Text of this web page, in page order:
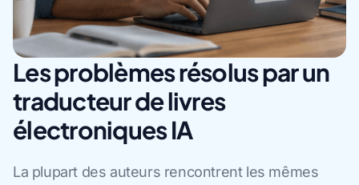
Les problèmes résolus par un
traducteur de livres
électroniques IA
La plupart des auteurs rencontrent les mêmes